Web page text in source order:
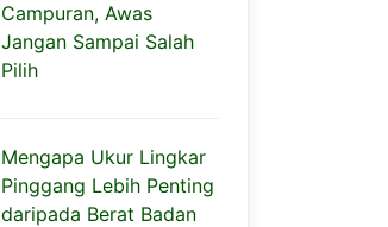
Campuran, Awas
Jangan Sampai Salah
Pilih
Mengapa Ukur Lingkar
Pinggang Lebih Penting
daripada Berat Badan